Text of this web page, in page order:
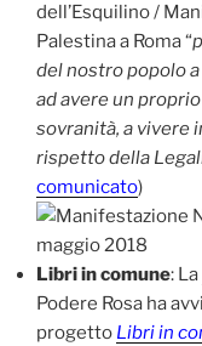
dell’Esquilino /
Palestina a Roma “
del nostro popolo
ad avere un
sovranità, a vivere
rispetto della
comunicato)
Libri in comune: La
Podere Rosa ha
progetto Libri in